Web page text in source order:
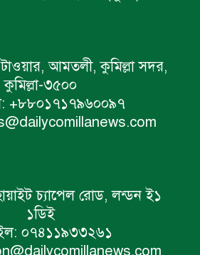
আমতলী, কুমিল্লা সদর,
কুমিল্লা-৩৫০০
+৮৮০১৭১৭৯৬০০৯৭
চ্যাপেল রোড, লন্ডন ই১
১ডিই
০৭৪১১৯৩৩২৬১